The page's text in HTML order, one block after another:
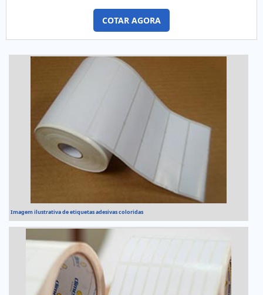
COTAR AGORA
Imagem ilustrativa de etiquetas adesivas coloridas